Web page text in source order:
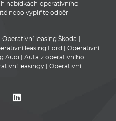
nabídkách operativního
nebo vyplňte odběr
Operativní leasing Škoda
leasing Ford
Operativní
Audi
Auta z operativního
leasingy
Operativní